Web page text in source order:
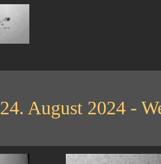
24. August 2024 -